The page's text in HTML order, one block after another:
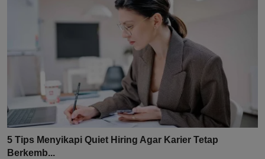
5 Tips Menyikapi Quiet Hiring Agar Karier Tetap
Berkemb...